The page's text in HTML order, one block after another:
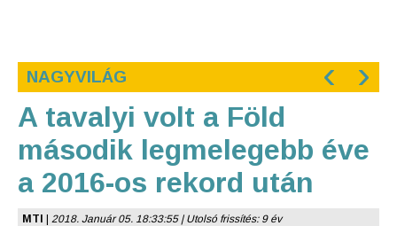
NAGYVILÁG ‹ ›
A tavalyi volt a Föld
második legmelegebb éve
a 2016-os rekord után
MTI 2018. Január 05. 18:33:55 | Utolsó frissítés: 9 év